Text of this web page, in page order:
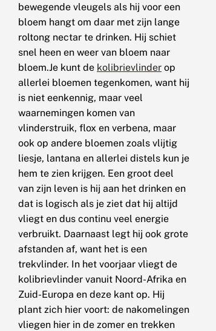
bewegende vleugels als hij voor een
bloem hangt om daar met zijn lange
roltong nectar te drinken. Hij schiet
snel heen en weer van bloem naar
bloem.Je kunt de kolibrievlinder op
allerlei bloemen tegenkomen, want hij
is niet eenkennig, maar veel
waarnemingen komen van
vlinderstruik, flox en verbena, maar
ook op andere bloemen zoals vlijtig
liesje, lantana en allerlei distels kun je
hem te zien krijgen. Een groot deel
van zijn leven is hij aan het drinken en
dat is logisch als je ziet dat hij altijd
vliegt en dus continu veel energie
verbruikt. Daarnaast legt hij ook grote
afstanden af, want het is een
trekvlinder. In het voorjaar vliegt de
kolibrievlinder vanuit Noord-Afrika en
Zuid-Europa en deze kant op. Hij
plant zich hier voort: de nakomelingen
vliegen hier in de zomer en trekken